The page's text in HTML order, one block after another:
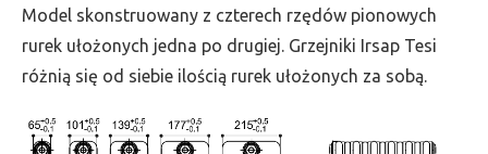
765,
szer.
810,
1774
Model skonstruowany z czterech rzędów pionowych
rurek ułożonych jedna po drugiej. Grzejniki Irsap Tesi
różnią się od siebie ilością rurek ułożonych za sobą.